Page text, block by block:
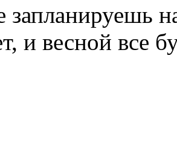
запланируешь
и весной все